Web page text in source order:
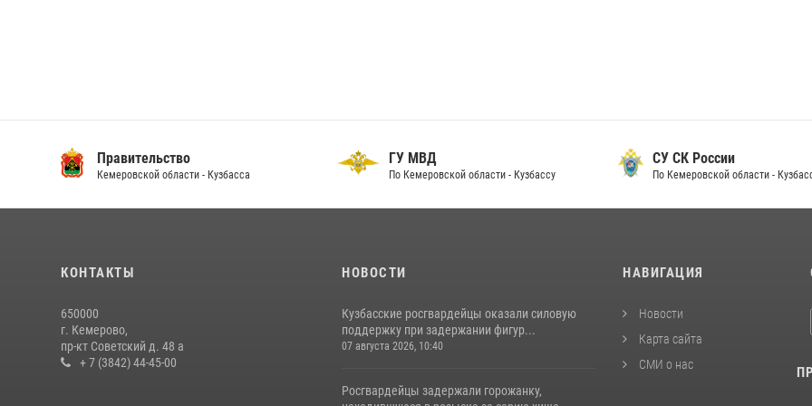
Правительство
Кемеровской области - Кузбасса
ГУ МВД
По Кемеровской области - Кузбассу
СУ СК России
По Кемеровской области -
КОНТАКТЫ
650000
г. Кемерово,
пр-кт Советский д. 48 а
+ 7 (3842) 44-45-00
НОВОСТИ
Кузбасские росгвардейцы оказали силовую
поддержку при задержании фигур...
07 августа 2026, 10:40
Росгвардейцы задержали горожанку,
НАВИГАЦИЯ
Новости
Карта сайта
СМИ о нас